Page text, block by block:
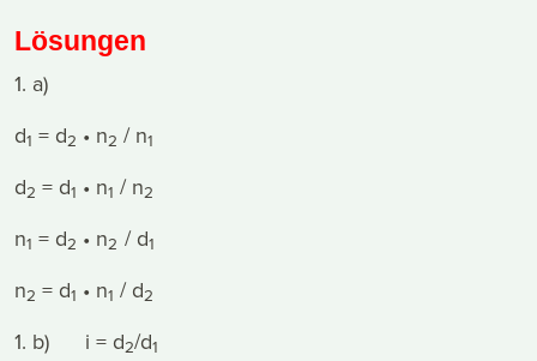
Lösungen
1. a)
d1 = d2 • n2 / n1
d2 = d1 • n1 / n2
n1 = d2 • n2 / d1
n2 = d1 • n1 / d2
1. b) i = d2/d1